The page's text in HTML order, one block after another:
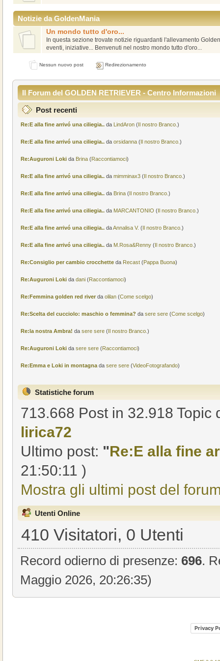
Notizie da GoldenMania
Un mondo tutto d'oro...
In questa sezione trovate notizie riguardanti l'allevamento
eventi, iniziative... Benvenuti nel nostro mondo tutto d'oro...
Nessun nuovo post Redirezionamento
Il Forum del GOLDEN RETRIEVER - Centro Informazioni
Post recenti
Re:E alla fine arrivó una ciliegia..da LindAron(Il nostro Branco. )
Re:E alla fine arrivó una ciliegia..da orsidanna(Il nostro Branco. )
Re:Auguroni Lokida Brina(Raccontiamoci)
Re:E alla fine arrivó una ciliegia..da mimminax3(Il nostro Branco. )
Re:E alla fine arrivó una ciliegia..da Brina(Il nostro Branco. )
Re:E alla fine arrivó una ciliegia..da MARCANTONIO (Il nostro Branco. )
Re:E alla fine arrivó una ciliegia..daAnnalisa V. (Il nostro Branco. )
Re:E alla fine arrivó una ciliegia..da M.Rosa&Renny(Il nostro Branco. )
Re:Consiglio per cambio crocchette da Recast(Pappa Buona)
Re:Auguroni Lokida dani(Raccontiamoci)
Re:Femmina golden red river da olilan(Come scelgo)
Re:Scelta del cucciolo: maschio o femmina? da sere sere(Come scelgo)
Re:la nostra Ambra! da sere sere(Il nostro Branco. )
Re:Auguroni Lokida sere sere(Raccontiamoci)
Re:Emma e Loki in montagna da sere sere(VideoFotografando)
Statistiche forum
713.668 Post in 32.918
lirica72
Ultimo post: "Re:E alla fine
21:50:11 )
Mostra gli ultimi post del
Utenti Online
410 Visitatori, 0 Utenti
Record odierno di presenze: 696.
Maggio 2026, 20:26:35)
Privacy